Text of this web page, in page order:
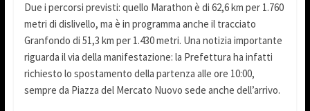
Due i percorsi previsti: quello Marathon è di 62,6 km per 1.760
metri di dislivello, ma è in programma anche il tracciato
Granfondo di 51,3 km per 1.430 metri. Una notizia importante
riguarda il via della manifestazione: la Prefettura ha infatti
richiesto lo spostamento della partenza alle ore 10:00,
sempre da Piazza del Mercato Nuovo sede anche dell’arrivo.